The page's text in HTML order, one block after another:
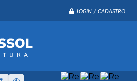
LOGIN / CADASTRO